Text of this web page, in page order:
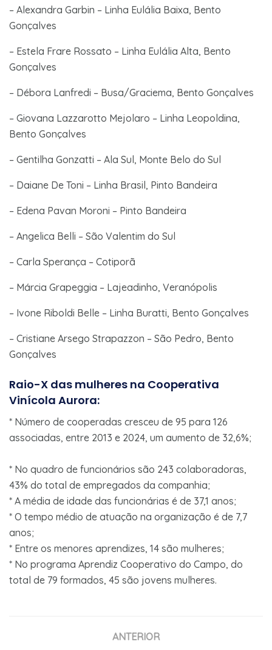
– Alexandra Garbin – Linha Eulália Baixa, Bento
Gonçalves
– Estela Frare Rossato – Linha Eulália Alta, Bento
Gonçalves
– Débora Lanfredi – Busa/Graciema, Bento Gonçalves
– Giovana Lazzarotto Mejolaro – Linha Leopoldina,
Bento Gonçalves
– Gentilha Gonzatti – Ala Sul, Monte Belo do Sul
– Daiane De Toni – Linha Brasil, Pinto Bandeira
– Edena Pavan Moroni – Pinto Bandeira
– Angelica Belli – São Valentim do Sul
– Carla Sperança – Cotiporã
– Márcia Grapeggia – Lajeadinho, Veranópolis
– Ivone Riboldi Belle – Linha Buratti, Bento Gonçalves
– Cristiane Arsego Strapazzon – São Pedro, Bento
Gonçalves
Raio-X das mulheres na Cooperativa
Vinícola Aurora:
* Número de cooperadas cresceu de 95 para 126
associadas, entre 2013 e 2024, um aumento de 32,6%;
* No quadro de funcionários são 243 colaboradoras,
43% do total de empregados da companhia;
* A média de idade das funcionárias é de 37,1 anos;
* O tempo médio de atuação na organização é de 7,7
anos;
* Entre os menores aprendizes, 14 são mulheres;
* No programa Aprendiz Cooperativo do Campo, do
total de 79 formados, 45 são jovens mulheres.
ANTERIOR